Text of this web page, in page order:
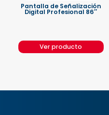
Pantalla de Señalización
Digital Profesional 86″
Ver producto